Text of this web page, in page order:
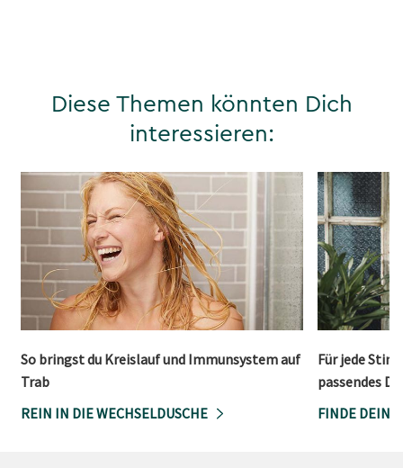
Diese Themen könnten Dich
interessieren:
So bringst du Kreislauf und Immunsystem auf
Trab
REIN IN DIE WECHSELDUSCHE
Für jede
passendes
FINDE DEIN